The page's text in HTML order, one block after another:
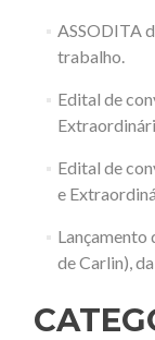
ASSODITA
trabalho.
Edital de
Edital de
e
Lançamento
de Carlin),